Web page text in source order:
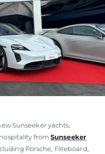
Sunseeker yachts,
fromSunseeker
Porsche, Fliteboard,